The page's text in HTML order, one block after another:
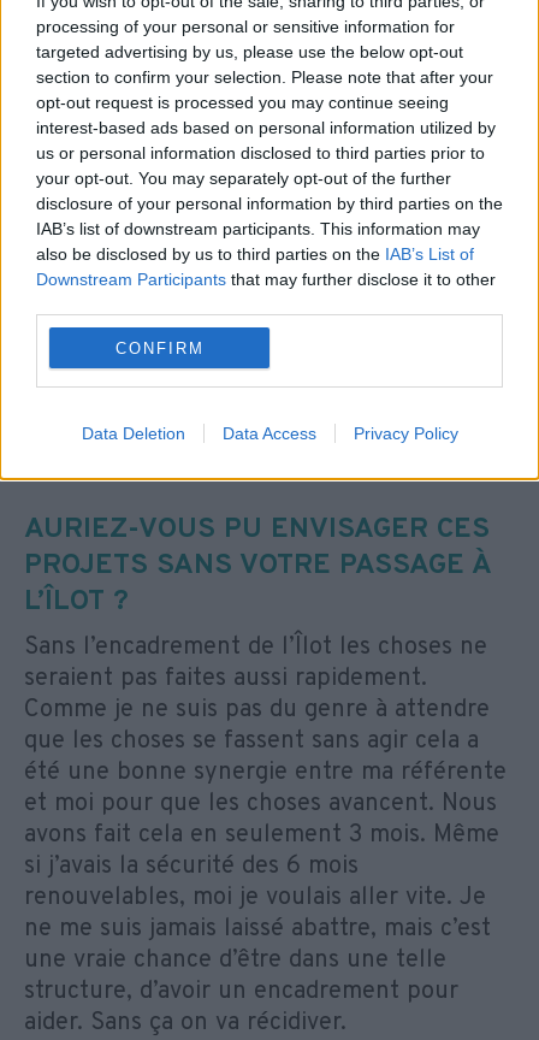
processing of your personal or sensitive information for
targeted advertising by us, please use the below opt-out
section to confirm your selection. Please note that after your
opt-out request is processed you may continue seeing
interest-based ads based on personal information utilized by
us or personal information disclosed to third parties prior to
your opt-out. You may separately opt-out of the further
disclosure of your personal information by third parties on the
IAB’s list of downstream participants. This information may
also be disclosed by us to third parties on the IAB’s List of
Downstream Participants that may further disclose it to other
CONFIRM
Data Deletion Data Access Privacy Policy
passé. Aujourd’hui j’ai un deuxième
entretien pour régler les formalités
administratives et avoir la date de mon
contrat.
QUELS SONT VOS PROJETS POUR
LA SUITE ?
Je vais terminer de passer mon permis de
conduire, accéder à mon propre logement
pour pouvoir récupérer la garde de mes
enfants et trouver un emploi en CDI à plein
temps. Tout ça est en bonne voie, avec à ma
demande de logement social. Je cherche
aussi de mon côté.
AURIEZ-VOUS PU ENVISAGER CES
PROJETS SANS VOTRE PASSAGE À
L’ÎLOT ?
Sans l’encadrement de l’Îlot les choses ne
seraient pas faites aussi rapidement.
Comme je ne suis pas du genre à attendre
que les choses se fassent sans agir cela a
été une bonne synergie entre ma référente
et moi pour que les choses avancent. Nous
avons fait cela en seulement 3 mois. Même
si j’avais la sécurité des 6 mois
renouvelables, moi je voulais aller vite. Je
ne me suis jamais laissé abattre, mais c’est
une vraie chance d’être dans une telle
structure, d’avoir un encadrement pour
aider. Sans ça on va récidiver.